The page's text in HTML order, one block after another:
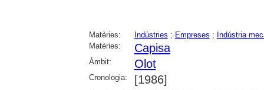
Matèries: Indústries ; Empreses ; Indústria
Matèries:
Capisa
Àmbit: Olot
Cronologia: [1986]